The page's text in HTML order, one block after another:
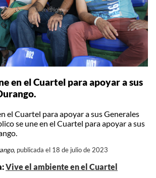
en el Cuartel para apoyar a sus
el Cuartel para apoyar a sus Generales
se une en el Cuartel para apoyar a sus
publicada el 18 de julio de 2023
Vive el ambiente en el Cuartel